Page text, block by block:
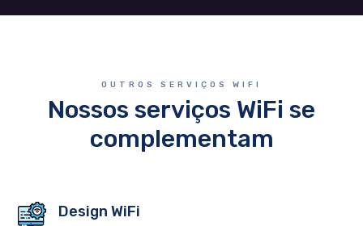
OUTROS SERVIÇOS WIFI
Nossos serviços WiFi se
complementam
Design WiFi